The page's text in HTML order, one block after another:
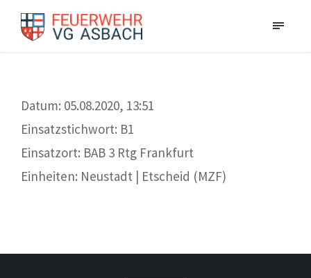
Datum: 05.08.2020, 13:51
Einsatzstichwort: B1
Einsatzort: BAB 3 Rtg Frankfurt
Einheiten: Neustadt | Etscheid (MZF)